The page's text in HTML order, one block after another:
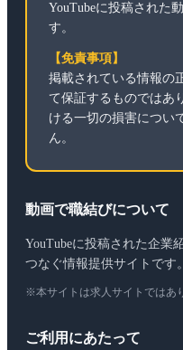
YouTubeに投稿された
す。
【免責事項】
掲載されている情報の
て保証するものではあ
ける一切の損害につい
ん。
動画で職結びについて
YouTubeに投稿された企業
つなぐ情報提供サイトです。
※本サイトは求人サイトではあ
ご利用にあたって